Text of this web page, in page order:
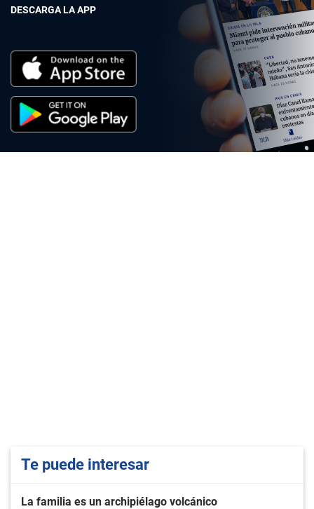
DESCARGA LA APP
Te puede interesar
La familia es un archipiélago volcánico